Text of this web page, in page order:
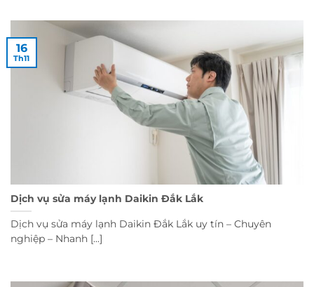
Dịch vụ sửa máy lạnh Daikin Đắk Lắk
Dịch vụ sửa máy lạnh Daikin Đắk Lắk uy tín – Chuyên
nghiệp – Nhanh [...]
16
Th11